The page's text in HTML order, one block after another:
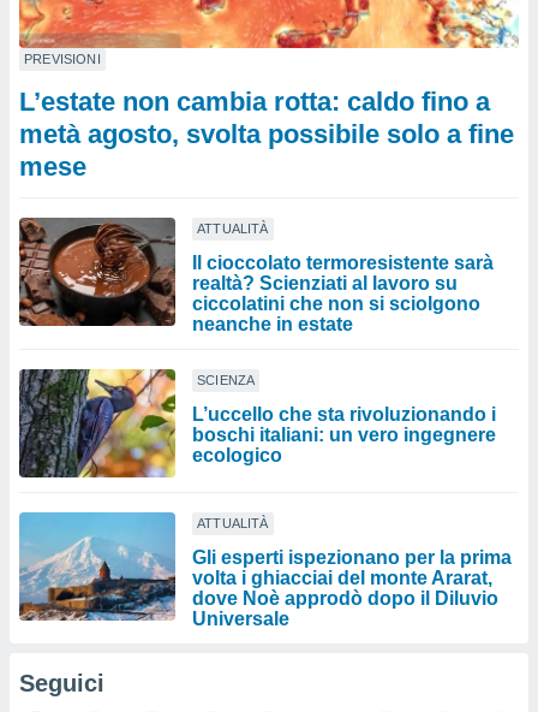
PREVISIONI
L’estate non cambia rotta: caldo fino a
metà agosto, svolta possibile solo a fine
mese
ATTUALITÀ
Il cioccolato termoresistente sarà
realtà? Scienziati al lavoro su
ciccolatini che non si sciolgono
neanche in estate
SCIENZA
L’uccello che sta rivoluzionando i
boschi italiani: un vero ingegnere
ecologico
ATTUALITÀ
Gli esperti ispezionano per la prima
volta i ghiacciai del monte Ararat,
dove Noè approdò dopo il Diluvio
Universale
Seguici